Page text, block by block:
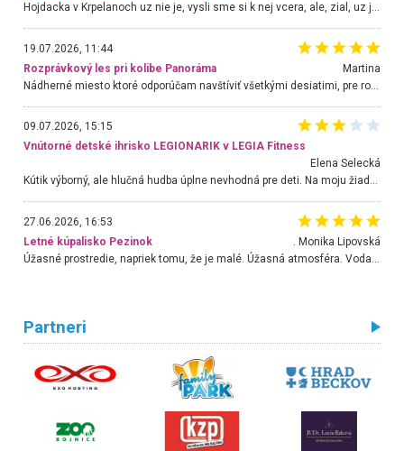
Hojdacka v Krpelanoch uz nie je, vysli sme si k nej vcera, ale, zial, uz je znicena. Ak sem planujete cestu len kvoli hojdacke, mozete si ju usetrit. Krasny vyhlad je tu vsak aj bez hojdacky :-)
19.07.2026, 11:44
Rozprávkový les pri kolibe Panoráma
Martina
Nádherné miesto ktoré odporúčam navštíviť všetkými desiatimi, pre rodiny s deťmi, dôchodcom... Proste a jednoducho ozaj rozprávkový les.. určite ešte prídeme. Odniesli sme si na pamiatku krásne tričká,
09.07.2026, 15:15
Vnútorné detské ihrisko LEGIONARIK v LEGIA Fitness
Elena Selecká
Kútik výborný, ale hlučná hudba úplne nevhodná pre deti. Na moju žiadosť o aspoň sušenie nereagovali.
27.06.2026, 16:53
Letné kúpalisko Pezinok
. Monika Lipovská
Úžasné prostredie, napriek tomu, že je malé. Úžasná atmosféra. Voda fantastická a nádherná. Ľudí je pomerne veľa, ale su mili a ohľaduplní. Je veľmi zaujímavé sledovať, ako dokážu spolu športovať cudzí ľudia a bez ohľadu na vek. Vládne tu pohoda. Vnuka neviem dostať z vody. Ďakujem za krásny deň . Urcite sa sem vrátim. Jediný problém je s parkovaním, ale aj ten sa mi podarilo vyriešiť. Monika Bratislava
Partneri